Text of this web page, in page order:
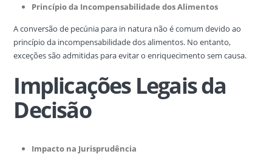
Princípio da Incompensabilidade dos Alimentos
A conversão de pecúnia para in natura não é comum devido ao
princípio da incompensabilidade dos alimentos. No entanto,
exceções são admitidas para evitar o enriquecimento sem causa.
Implicações Legais da
Decisão
Impacto na Jurisprudência